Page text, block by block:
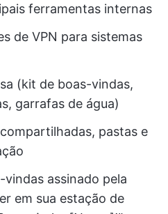
ferramentas internas
de VPN para sistemas
(kit de boas-vindas,
garrafas de água)
pastas e
assinado pela
em sua estação de